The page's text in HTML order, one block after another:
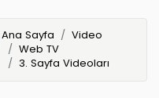
Ana Sayfa
Video
Web TV
3. Sayfa Videoları